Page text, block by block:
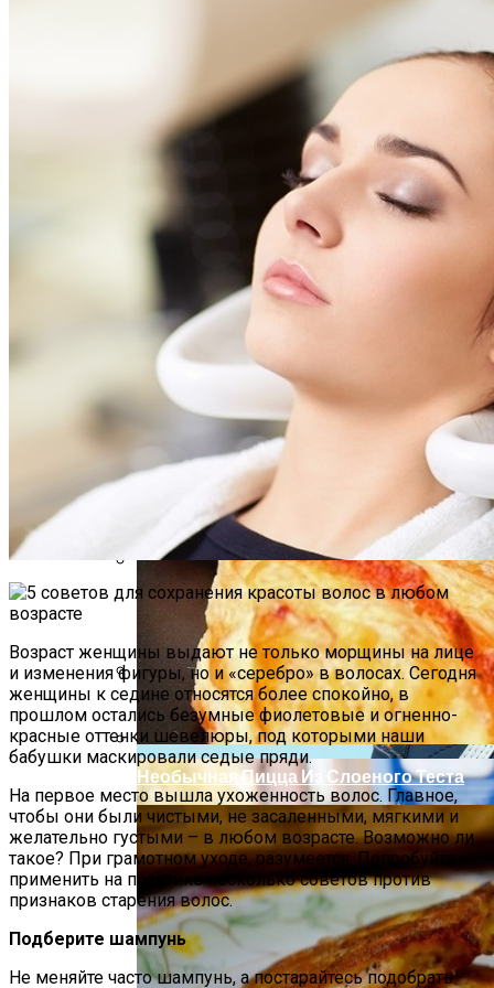
Почему Нельзя Повторно Кипятить
Воду Для Приготовления Чая Или Кофе
Как Повторно Использовать Воду
После Варки Риса
Аппаратная Домашняя Косметология С
Помощью Гаджетов: Что Купить На
AliExpress
Короткие Женские Топы: Модный Писк
Сезона Лета 2021 Года
Мясной Рулет С Соевым Соусом И
Кунжутом
Необычная Пицца Из Слоеного Теста
Возраст женщины выдают не только морщины на лице
и изменения фигуры, но и «серебро» в волосах. Сегодня
женщины к седине относятся более спокойно, в
прошлом остались безумные фиолетовые и огненно-
красные оттенки шевелюры, под которыми наши
бабушки маскировали седые пряди.
На первое место вышла ухоженность волос. Главное,
чтобы они были чистыми, не засаленными, мягкими и
желательно густыми – в любом возрасте. Возможно ли
такое? При грамотном уходе, разумеется. Попробуйте
применить на практике несколько советов против
признаков старения волос.
Подберите шампунь
Не меняйте часто шампунь, а постарайтесь подобрать